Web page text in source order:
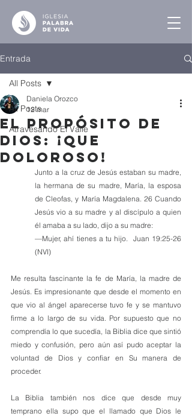
Entrada
All Posts
Atravesando El Valle
All Posts
El Propósito de
Dios: ¡Que
Doloroso!
Daniela Orozco
12 mar
Junto a la cruz de Jesús estaban su madre,
la hermana de su madre, María, la esposa
de Cleofas, y María Magdalena. 26 Cuando
Jesús vio a su madre y al discípulo a quien
él amaba a su lado, dijo a su madre:
—Mujer, ahí tienes a tu hijo.  Juan 19:25-26
(NVI)
Me resulta fascinante la fe de María, la madre de
Jesús. Es impresionante que desde el momento en
que vio al ángel aparecerse tuvo fe y se mantuvo
firme a lo largo de su vida. Por supuesto que no
comprendía lo que sucedía, la Biblia dice que sintió
miedo y confusión, pero aún así pudo aceptar la
voluntad de Dios y confiar en Su manera de
proceder.
La Biblia también nos dice que desde muy
temprano ella supo que el llamado que Dios le